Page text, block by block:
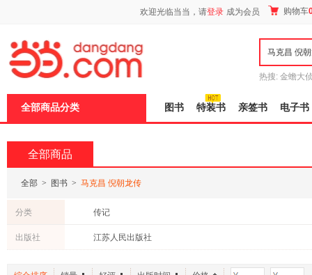
欢迎光临当当，请登录 成为会员 购物车
热搜: 金蟾大
全部商品分类 图书 特装书 亲签书 电子书
全部商品
全部 > 图书 > 马克昌 倪朝龙传
分类 传记
出版社 江苏人民出版社
页
加